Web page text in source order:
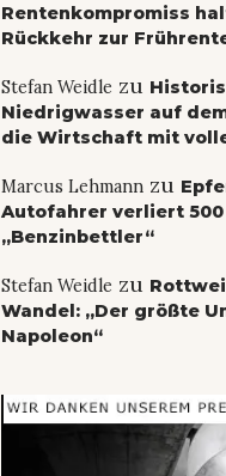
Rentenkompromiss
Rückkehr zur
Stefan Weidle zu
Niedrigwasser auf
die Wirtschaft mit
Marcus Lehmannzu
Autofahrer verliert 500
„Benzinbettler“
Stefan Weidle zu
Wandel: „Der größte
Napoleon“